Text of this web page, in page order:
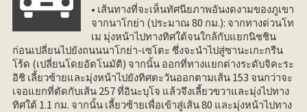
• เส้นทางที่จะเห็นทัศนียภาพอันงดงามของภูเขา
จากนาโกย่า (ประมาณ 80 กม.): จากทางด่วนโท
เม มุ่งหน้าไปทางทิศใต้จนใกล้กับแยกนิชชิน
ก่อนเปลี่ยนไปยังถนนนาโกย่า-เซโตะ ซึ่งจะนำไปสู่ซานะเกะกรีน
โร้ด (เปลี่ยนโดยอัตโนมัติ) จากนั้น ออกที่ทางแยกต่างระดับจิคะระ
อิชิ เลี้ยวซ้ายและมุ่งหน้าไปยังทิศตะวันออกตามเส้น 153 จนกว่าจะ
เจอแยกที่ตัดกับเส้น 257 ที่อินะบุโจ แล้วจึงเลี้ยวขวาและมุ่งไปทาง
ทิศใต้ 1.1 กม. จากนั้น เลี้ยวซ้ายเพื่อเข้าสู่เส้น 80 และมุ่งหน้าไปทาง